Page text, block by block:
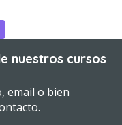
nuestros cursos
email o bien